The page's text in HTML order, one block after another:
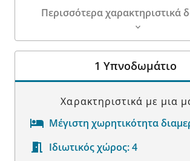
Περισσότερα χαρακτηριστικά
Λεπτομέρειες δωματίου
1 Υπνοδωμάτιο
Χαρακτηριστικά με μια
Μέγιστη χωρητικότητα
Ιδιωτικός χώρος:4